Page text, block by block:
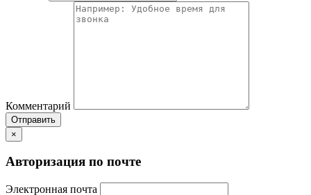
Комментарий
Отправить
×
Авторизация по почте
Электронная почта